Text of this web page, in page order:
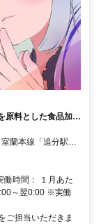
原料とした食品加
蘭本線「追分駅」
働時間： １月あた
～翌0:00 ※実働
ご担当いただきま